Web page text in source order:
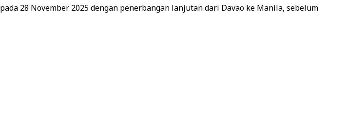
28 November 2025 dengan penerbangan lanjutan dari Davao ke Manila, sebelum